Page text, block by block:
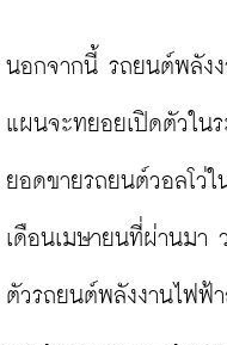
นอกจากนี้ รถยนต์พลัง
แผนจะทยอยเปิดตัวใน
ยอดขายรถยนต์วอลโว่
เดือนเมษายนที่ผ่านมา
ตัวรถยนต์พลังงานไฟฟ้